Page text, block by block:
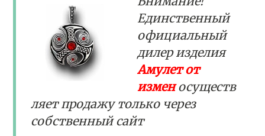
Единственный
официальный
дилер изделия
Амулет от
измен осуществ
ляет продажу только через
собственный сайт